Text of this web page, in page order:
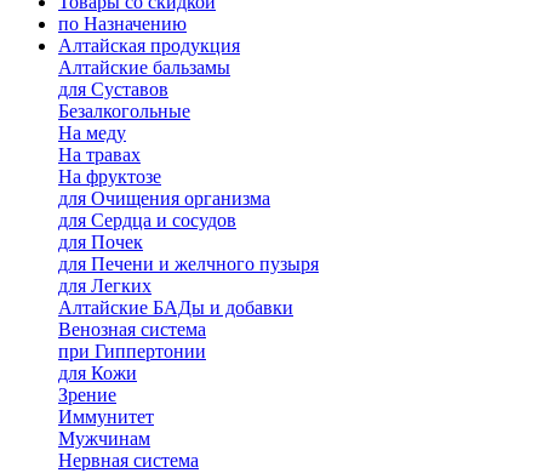
по Назначению
Алтайская продукция
Алтайские бальзамы
для Суставов
Безалкогольные
На меду
На травах
На фруктозе
для Очищения организма
для Сердца и сосудов
для Почек
для Печени и желчного пузыря
для Легких
Алтайские БАДы и добавки
Венозная система
при Гиппертонии
для Кожи
Зрение
Иммунитет
Мужчинам
Нервная система